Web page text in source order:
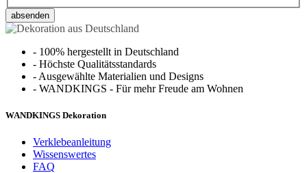
absenden
- 100% hergestellt in Deutschland
- Höchste Qualitätsstandards
- Ausgewählte Materialien und Designs
- WANDKINGS - Für mehr Freude am Wohnen
WANDKINGS Dekoration
Verklebeanleitung
Wissenswertes
FAQ